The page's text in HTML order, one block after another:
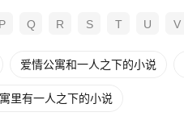
P Q R S T U V
爱情公寓和一人之下的小说
里有一人之下的小说